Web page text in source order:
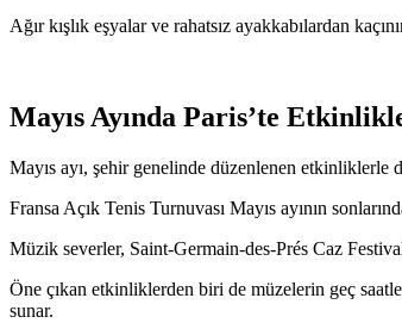
Ağır kışlık eşyalar ve rahatsız ayakkabılardan
Mayıs Ayında Paris’te
Mayıs ayı, şehir genelinde düzenlenen etkinliklerle
Fransa Açık Tenis Turnuvası Mayıs ayının
Müzik severler, Saint-Germain-des-Prés Caz
Öne çıkan etkinliklerden biri de müzelerin geç
sunar.